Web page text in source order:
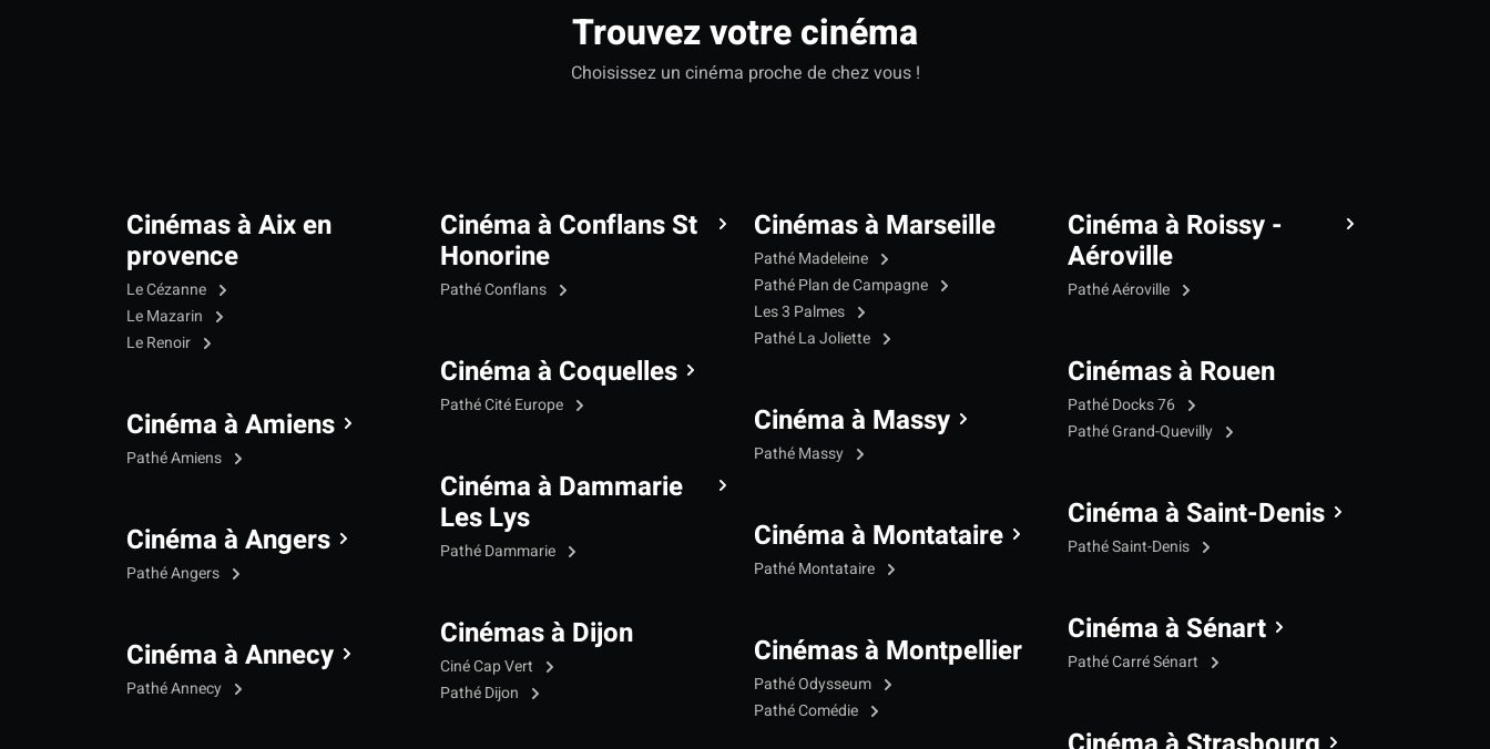
Trouvez votre cinéma
Choisissez un cinéma proche de chez vous !
Cinémas à Aix en
provence
Le Cézanne
Le Mazarin
Le Renoir
Cinéma à Amiens
Pathé Amiens
Cinéma à Angers
Pathé Angers
Cinéma à Annecy
Pathé Annecy
Cinéma à Conflans St
Honorine
Pathé Conflans
Cinéma à Coquelles
Pathé Cité Europe
Cinéma à Dammarie
Les Lys
Pathé Dammarie
Cinémas à Dijon
Ciné Cap Vert
Pathé Dijon
Cinémas à Marseille
Pathé Madeleine
Pathé Plan de Campagne
Les 3 Palmes
Pathé La Joliette
Cinéma à Massy
Pathé Massy
Cinéma à Montataire
Pathé Montataire
Cinémas à Montpellier
Pathé Odysseum
Pathé Comédie
Cinéma à Roissy -
Aéroville
Pathé Aéroville
Cinémas à Rouen
Pathé Docks 76
Pathé Grand-Quevilly
Cinéma à Saint-Denis
Pathé Saint-Denis
Cinéma à Sénart
Pathé Carré Sénart